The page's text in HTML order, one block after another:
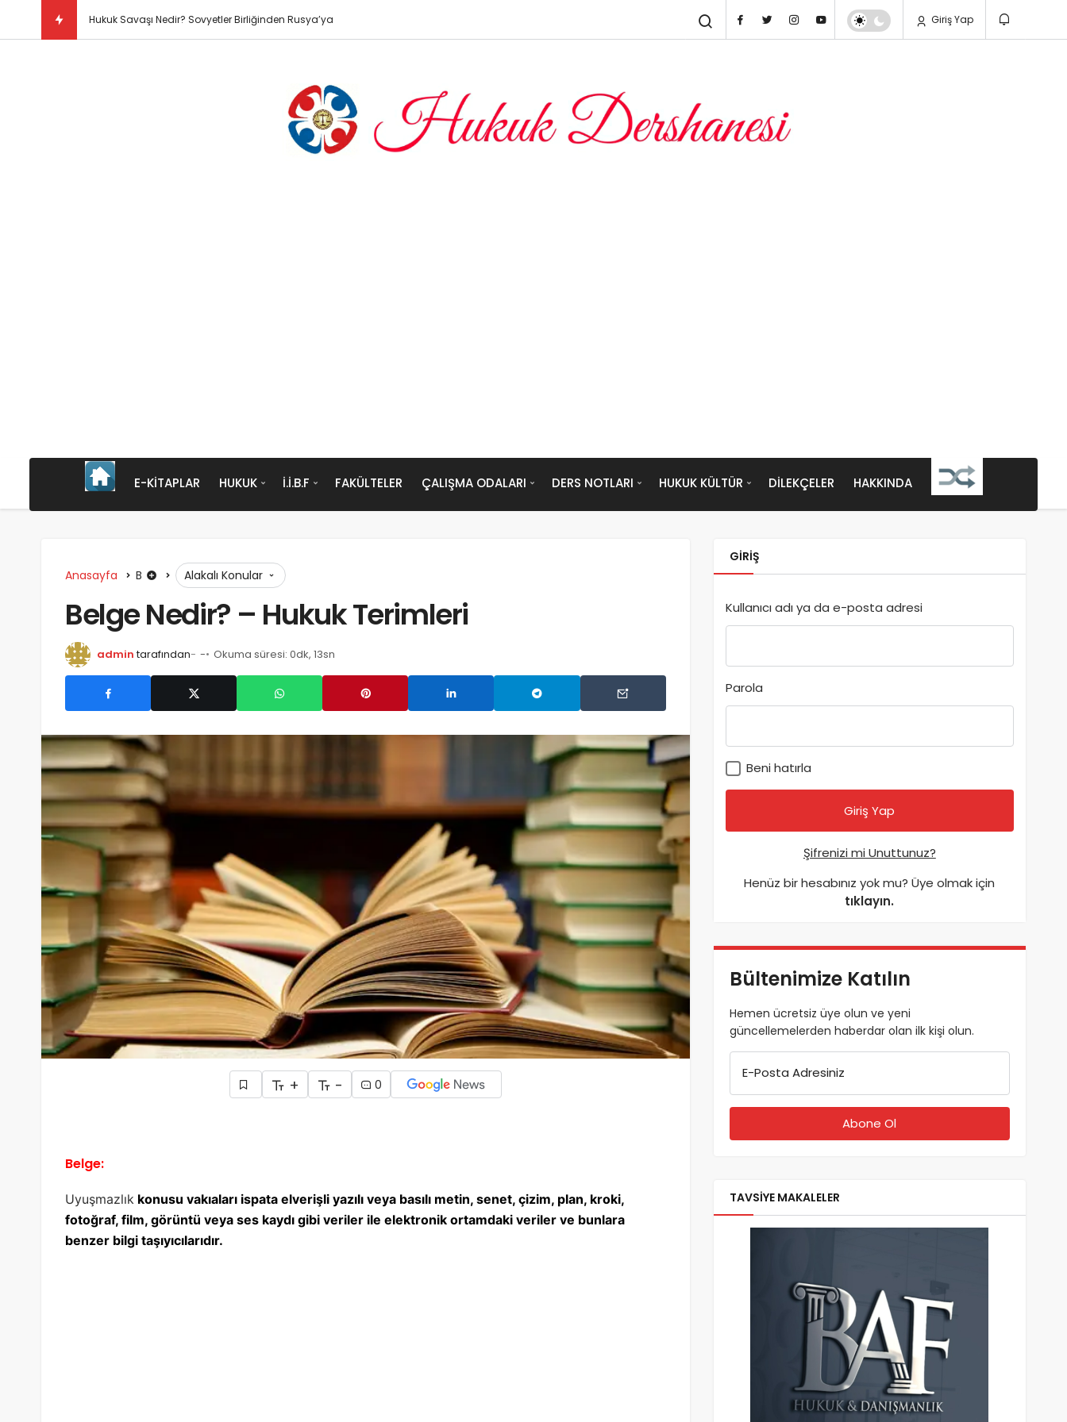
Hukuk Savaşı Nedir? Sovyetler Birliğinden Rusya’ya Giriş Yap
E-KITAPLAR HUKUK İ.İ.B.F FAKÜLTELER ÇALIŞMA ODALARI DERS NOTLARI HUKUK KÜLTÜR DILEKÇELER HAKKINDA
Anasayfa B Alakalı Konular
Belge Nedir? – Hukuk Terimleri
admin tarafından - Okuma süresi: 0dk, 13sn
+ - 0
Belge:
Uyuşmazlık konusu vakıaları ispata elverişli yazılı veya basılı metin, senet, çizim, plan, kroki,
fotoğraf, film, görüntü veya ses kaydı gibi veriler ile elektronik ortamdaki veriler ve bunlara
benzer bilgi taşıyıcılarıdır.
GIRIŞ
Kullanıcı adı ya da e-posta adresi
Parola
Beni hatırla
Şifrenizi mi Unuttunuz?
Henüz bir hesabınız yok mu? Üye olmak için
tıklayın.
Bültenimize Katılın
Hemen ücretsiz üye olun ve yeni
güncellemelerden haberdar olan ilk kişi olun.
E-Posta Adresiniz
TAVSİYE MAKALELER